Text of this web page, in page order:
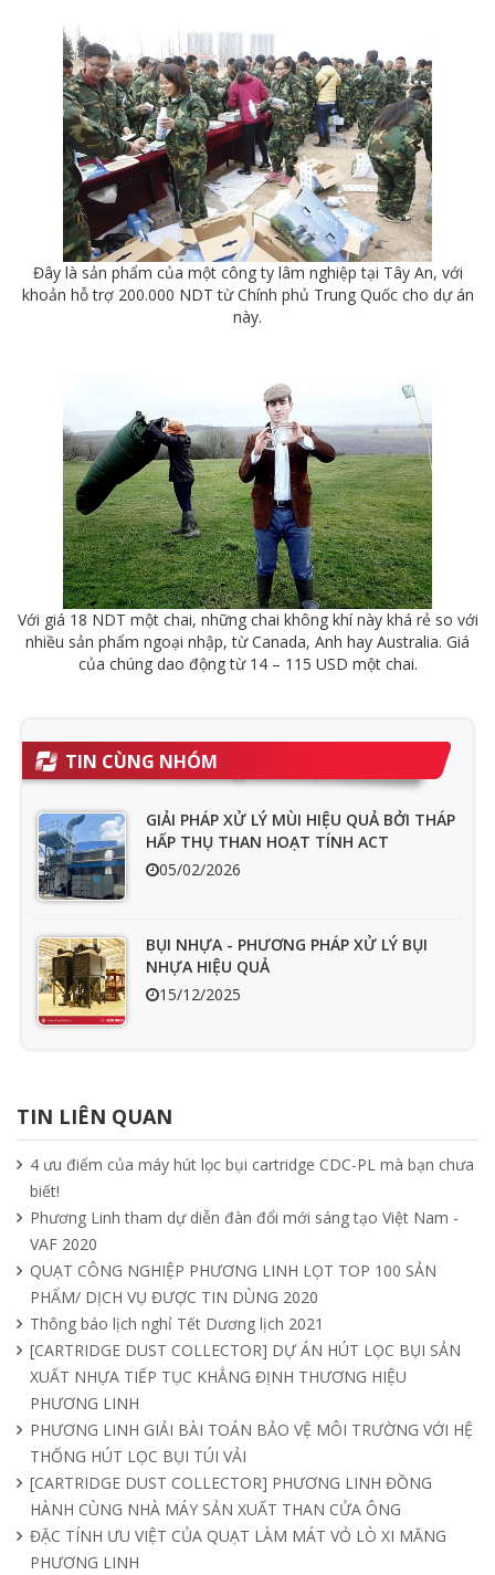
Đây là sản phẩm của một công ty lâm nghiệp tại Tây An, với
khoản hỗ trợ 200.000 NDT từ Chính phủ Trung Quốc cho dự án
này.
Với giá 18 NDT một chai, những chai không khí này khá rẻ so với
nhiều sản phẩm ngoại nhập, từ Canada, Anh hay Australia. Giá
của chúng dao động từ 14 – 115 USD một chai.
TIN CÙNG NHÓM
GIẢI PHÁP XỬ LÝ MÙI HIỆU QUẢ BỞI THÁP
HẤP THỤ THAN HOẠT TÍNH ACT
05/02/2026
BỤI NHỰA - PHƯƠNG PHÁP XỬ LÝ BỤI
NHỰA HIỆU QUẢ
15/12/2025
15/04/2025
11/04/2025
Quạt nồi hơi công nghiệp và cách phân
loại theo mục đích sử dụng chuẩn nhất
04/04/2025
TIN LIÊN QUAN
4 ưu điểm của máy hút lọc bụi cartridge CDC-PL mà bạn chưa
biết!
Phương Linh tham dự diễn đàn đổi mới sáng tạo Việt Nam -
VAF 2020
QUẠT CÔNG NGHIỆP PHƯƠNG LINH LỌT TOP 100 SẢN
PHẨM/ DỊCH VỤ ĐƯỢC TIN DÙNG 2020
Thông báo lịch nghỉ Tết Dương lịch 2021
[CARTRIDGE DUST COLLECTOR] DỰ ÁN HÚT LỌC BỤI SẢN
XUẤT NHỰA TIẾP TỤC KHẲNG ĐỊNH THƯƠNG HIỆU
PHƯƠNG LINH
PHƯƠNG LINH GIẢI BÀI TOÁN BẢO VỆ MÔI TRƯỜNG VỚI HỆ
THỐNG HÚT LỌC BỤI TÚI VẢI
[CARTRIDGE DUST COLLECTOR] PHƯƠNG LINH ĐỒNG
HÀNH CÙNG NHÀ MÁY SẢN XUẤT THAN CỬA ÔNG
ĐẶC TÍNH ƯU VIỆT CỦA QUẠT LÀM MÁT VỎ LÒ XI MĂNG
PHƯƠNG LINH